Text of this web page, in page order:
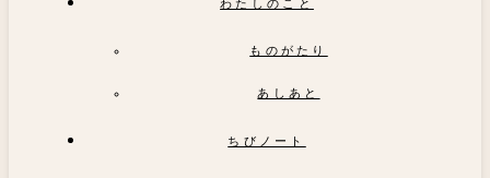
わたしのこと
ものがたり
あしあと
ちびノート